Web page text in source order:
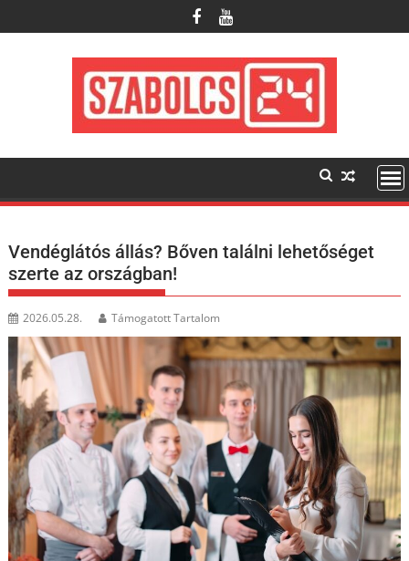
to
Vendéglátós állás? Bőven találni lehetőséget
szerte az országban!
2026.05.28. Támogatott Tartalom